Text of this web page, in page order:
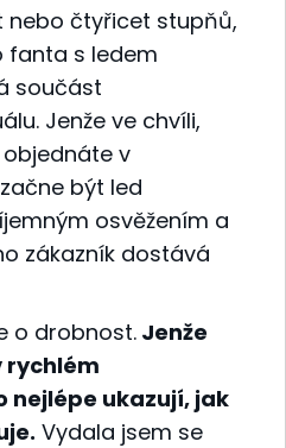
nebo čtyřicet stupňů,
fanta s ledem
součást
Jenže ve chvíli,
v
být led
osvěžením a
zákazník dostává
o drobnost. Jenže
rychlém
nejlépe ukazují, jak
Vydala jsem se